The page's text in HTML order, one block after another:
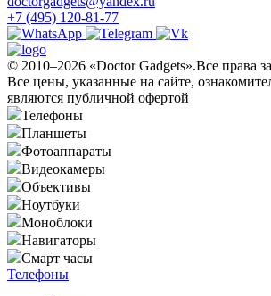
+7 (495) 120-81-77
© 2010–2026 «Doctor Gadgets».Все права
Все цены, указанные на сайте,
являются публичной офертой
Телефоны
Планшеты
Фотоаппараты
Видеокамеры
Объективы
Ноутбуки
Моноблоки
Навигаторы
Смарт часы
Телефоны